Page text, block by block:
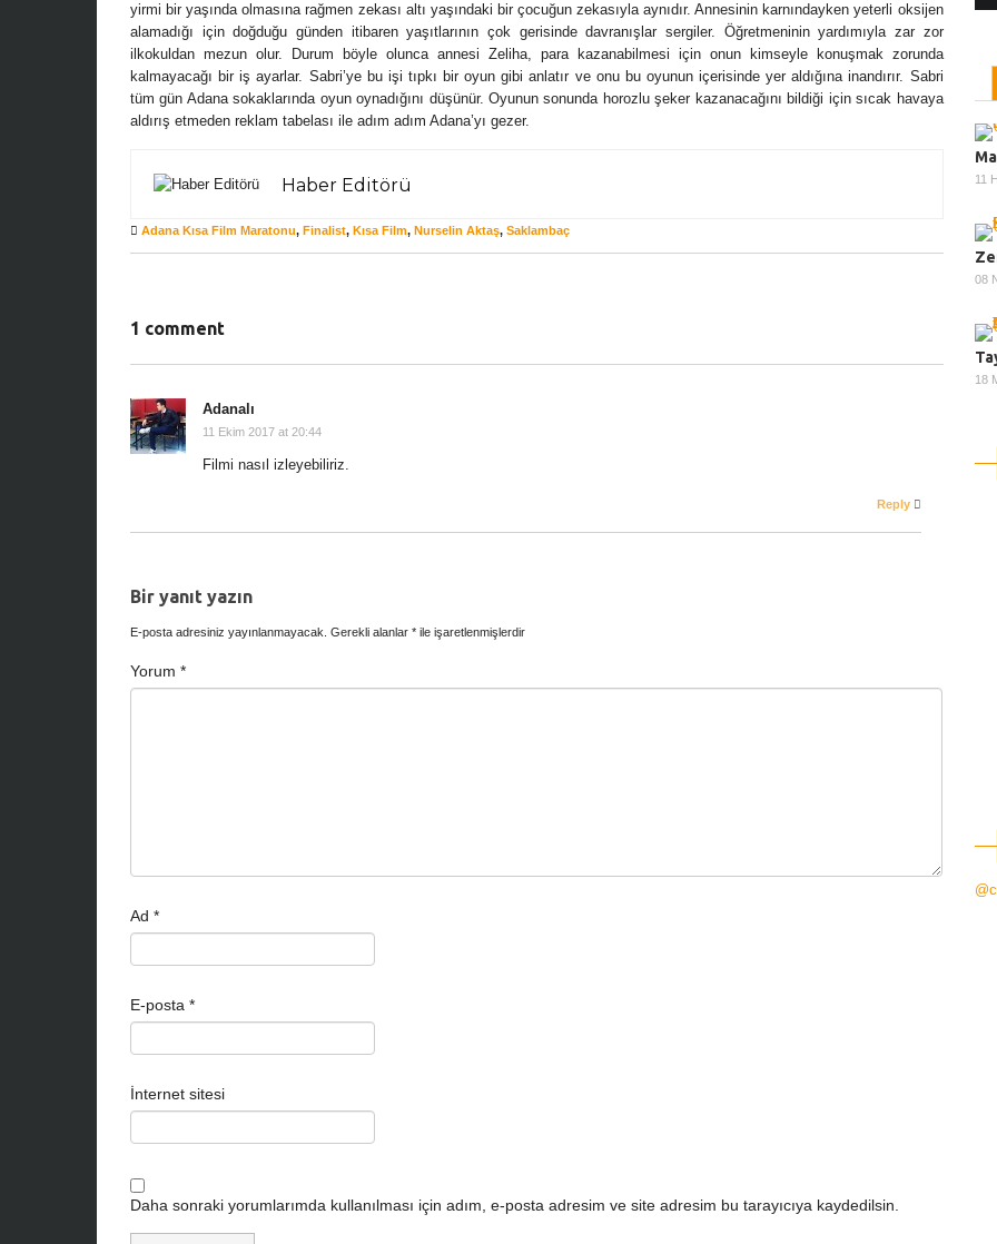
yirmi bir yaşında olmasına rağmen zekası altı yaşındaki bir çocuğun zekasıyla aynıdır. Annesinin karnındayken yeterli oksijen
alamadığı için doğduğu günden itibaren yaşıtlarının çok gerisinde davranışlar sergiler. Öğretmeninin yardımıyla zar zor
ilkokuldan mezun olur. Durum böyle olunca annesi Zeliha, para kazanabilmesi için onun kimseyle konuşmak zorunda
kalmayacağı bir iş ayarlar. Sabri’ye bu işi tıpkı bir oyun gibi anlatır ve onu bu oyunun içerisinde yer aldığına inandırır. Sabri
tüm gün Adana sokaklarında oyun oynadığını düşünür. Oyunun sonunda horozlu şeker kazanacağını bildiği için sıcak havaya
aldırış etmeden reklam tabelası ile adım adım Adana’yı gezer.
Haber Editörü
Adana Kısa Film Maratonu, Finalist, Kısa Film, Nurselin Aktaş, Saklambaç
1 comment
Adanalı
11 Ekim 2017 at 20:44
Filmi nasıl izleyebiliriz.
Reply
Bir yanıt yazın
E-posta adresiniz yayınlanmayacak. Gerekli alanlar * ile işaretlenmişlerdir
Yorum *
Ad *
E-posta *
İnternet sitesi
Daha sonraki yorumlarımda kullanılması için adım, e-posta adresim ve site adresim bu tarayıcıya kaydedilsin.
11
08
18